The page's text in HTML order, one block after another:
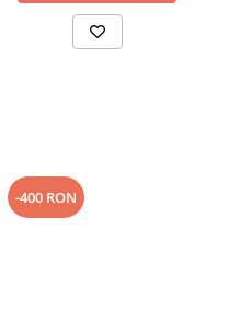
-400 RON